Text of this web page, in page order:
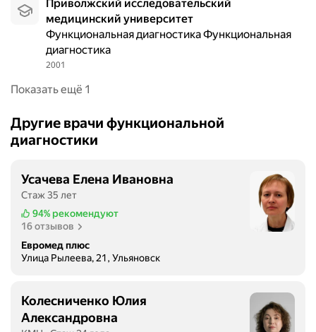
Приволжский исследовательский
медицинский университет
Функциональная диагностика Функциональная
диагностика
2001
Показать ещё 1
Другие врачи функциональной
диагностики
Усачева Елена Ивановна
Стаж 35 лет
94% рекомендуют
16 отзывов
Евромед плюс
Улица Рылеева, 21, Ульяновск
Колесниченко Юлия
Александровна